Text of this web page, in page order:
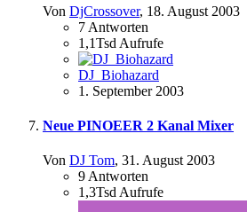
Von DjCrossover, 18. August 2003
7 Antworten
1,1Tsd Aufrufe
DJ_Biohazard
1. September 2003
Neue PINOEER 2 Kanal Mixer
Von DJ Tom, 31. August 2003
9 Antworten
1,3Tsd Aufrufe